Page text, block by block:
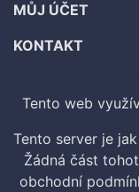
MŮJ ÚČET
KONTAKT
Tento web
Tento server je
Žádná část
obchodní